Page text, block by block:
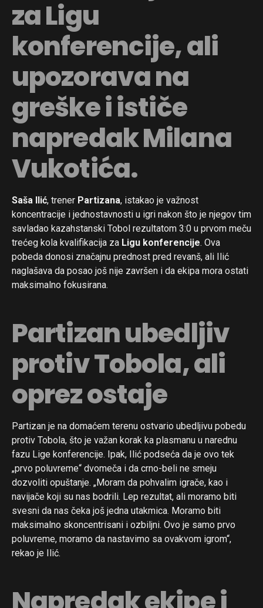
za Ligu
konferencije, ali
upozorava na
greške i ističe
napredak Milana
Vukotića.
Saša Ilić, trener Partizana, istakao je važnost
koncentracije i jednostavnosti u igri nakon što je njegov tim
savladao kazahstanski Tobol rezultatom 3:0 u prvom meču
trećeg kola kvalifikacija za Ligu konferencije. Ova
pobeda donosi značajnu prednost pred revanš, ali Ilić
naglašava da posao još nije završen i da ekipa mora ostati
maksimalno fokusirana.
Partizan ubedljiv
protiv Tobola, ali
oprez ostaje
Partizan je na domaćem terenu ostvario ubedljivu pobedu
protiv Tobola, što je važan korak ka plasmanu u narednu
fazu Lige konferencije. Ipak, Ilić podseća da je ovo tek
„prvo poluvreme“ dvomeča i da crno-beli ne smeju
dozvoliti opuštanje. „Moram da pohvalim igrače, kao i
navijače koji su nas bodrili. Lep rezultat, ali moramo biti
svesni da nas čeka još jedna utakmica. Moramo biti
maksimalno skoncentrisani i ozbiljni. Ovo je samo prvo
poluvreme, moramo da nastavimo sa ovakvom igrom“,
rekao je Ilić.